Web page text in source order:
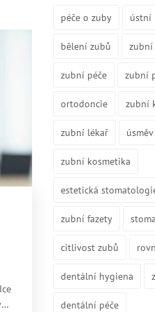
péče o zuby ústní
bělení zubů zubní
zubní péče zubní
ortodoncie zubní
zubní lékař úsměv
zubní kosmetika
estetická
zubní fazety
citlivost zubů
dentální hygiena
dentální péče